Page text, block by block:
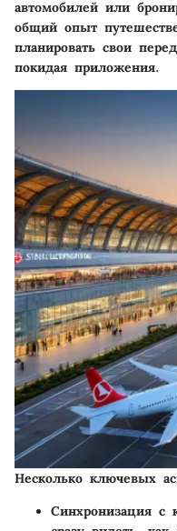
автомобилей или
общий опыт
планировать свои
покидая приложения.
Несколько ключевых
Синхронизация с